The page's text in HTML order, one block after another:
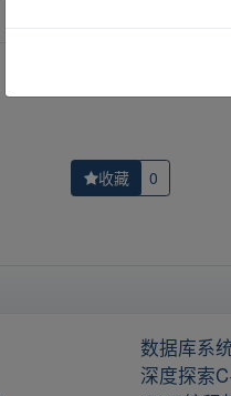
收藏 0
数据库系
深度探索